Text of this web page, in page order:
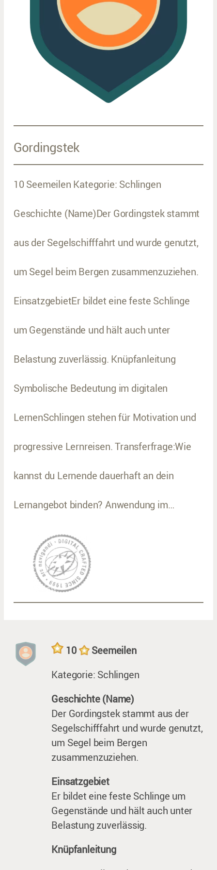
Gordingstek
10 Seemeilen Kategorie: Schlingen
Geschichte (Name)Der Gordingstek stammt
aus der Segelschifffahrt und wurde genutzt,
um Segel beim Bergen zusammenzuziehen.
EinsatzgebietEr bildet eine feste Schlinge
um Gegenstände und hält auch unter
Belastung zuverlässig. Knüpfanleitung
Symbolische Bedeutung im digitalen
LernenSchlingen stehen für Motivation und
progressive Lernreisen. Transferfrage:Wie
kannst du Lernende dauerhaft an dein
Lernangebot binden? Anwendung im…
10
Seemeilen
Kategorie: Schlingen
Geschichte (Name)
Der Gordingstek stammt aus der
Segelschifffahrt und wurde genutzt,
um Segel beim Bergen
zusammenzuziehen.
Einsatzgebiet
Er bildet eine feste Schlinge um
Gegenstände und hält auch unter
Belastung zuverlässig.
Knüpfanleitung